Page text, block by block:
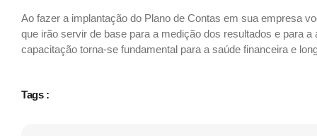
Ao fazer a implantação do Plano de Contas em sua empresa
que irão servir de base para a medição dos resultados e para
capacitação torna-se fundamental para a saúde financeira e
Tags :